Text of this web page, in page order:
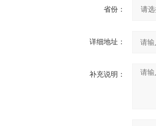
省份：
详细地址：
补充说明：